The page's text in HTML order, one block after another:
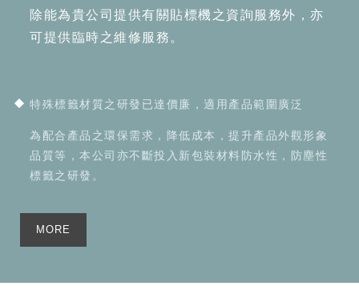
除能為貴公司提供有關貼標機之資詢服務外，亦
可提供臨時之維修服務。
特殊標籤材質之研發已達價廉，適用產品範圍廣泛
為配合產品之環保需求，降低成本，提升產品外觀形象
品質等，本公司亦不斷投入新包裝材料防水性，防塵性
標籤之研發。
MORE